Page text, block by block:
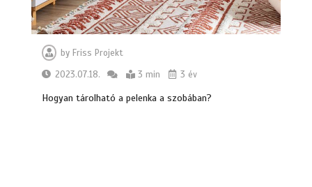
by Friss Projekt
2023.07.18.
3 min 3 év
Hogyan tárolható a pelenka a szobában?